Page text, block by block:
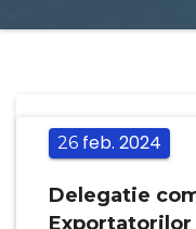
26 feb. 2024
Delegatie